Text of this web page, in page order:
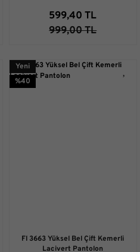
599,40 TL
999,00 TL
Yeni
%40
Fl 3663 Yüksel Bel Çift Kemerli
Lacivert Pantolon